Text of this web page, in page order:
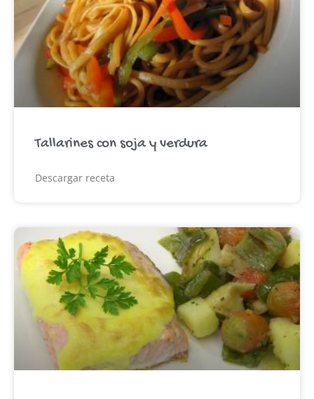
Tallarines con soja y verdura
Descargar receta